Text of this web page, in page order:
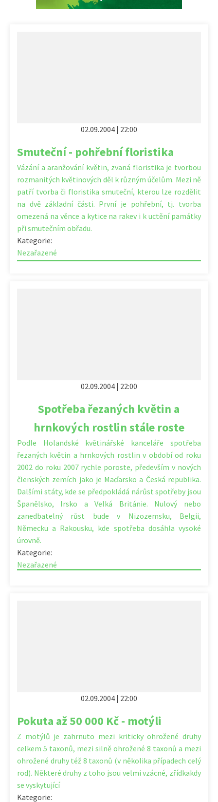
02.09.2004 | 22:00
Smuteční - pohřební floristika
Vázání a aranžování květin, zvaná floristika je tvorbou
rozmanitých květinových děl k různým účelům. Mezi ně
patří tvorba či floristika smuteční, kterou lze rozdělit
na dvě základní části. První je pohřební, tj. tvorba
omezená na věnce a kytice na rakev i k uctění památky
při smutečním obřadu.
Kategorie:
Nezařazené
02.09.2004 | 22:00
Spotřeba řezaných květin a
hrnkových rostlin stále roste
Podle Holandské květinářské kanceláře spotřeba
řezaných květin a hrnkových rostlin v období od roku
2002 do roku 2007 rychle poroste, především v nových
členských zemích jako je Maďarsko a Česká republika.
Dalšími státy, kde se předpokládá nárůst spotřeby jsou
Španělsko, Irsko a Velká Británie. Nulový nebo
zanedbatelný růst bude v Nizozemsku, Belgii,
Německu a Rakousku, kde spotřeba dosáhla vysoké
úrovně.
Kategorie:
Nezařazené
02.09.2004 | 22:00
Pokuta až 50 000 Kč - motýli
Z motýlů je zahrnuto mezi kriticky ohrožené druhy
celkem 5 taxonů, mezi silně ohrožené 8 taxonů a mezi
ohrožené druhy též 8 taxonů (v několika případech celý
rod). Některé druhy z toho jsou velmi vzácné, zřídkakdy
se vyskytující
Kategorie: